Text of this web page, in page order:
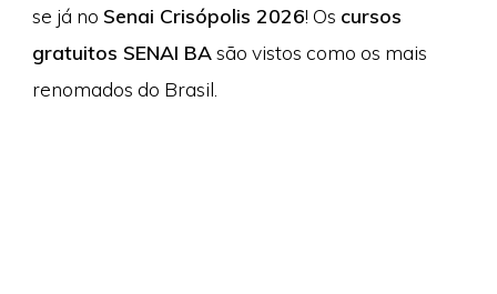
se já no Senai Crisópolis 2026! Os cursos
gratuitos SENAI BAsão vistos como os mais
renomados do Brasil.